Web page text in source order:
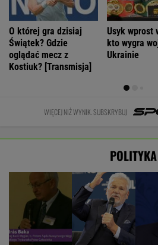
O której gra dzisiaj
Świątek? Gdzie
oglądać mecz z
Kostiuk? [Transmisja]
Usyk wprost
kto wygra
Ukrainie
WIĘCEJ NIŻ WYNIK. SUBSKRYBUJ
POLITYKA